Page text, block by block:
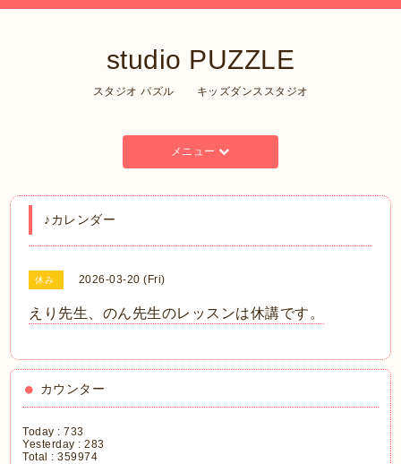
studio PUZZLE
スタジオ パズル キッズダンススタジオ
メニュー
♪カレンダー
休み 2026-03-20 (Fri)
えり先生、のん先生のレッスンは休講です。
カウンター
Today :733
Yesterday :283
Total :359974